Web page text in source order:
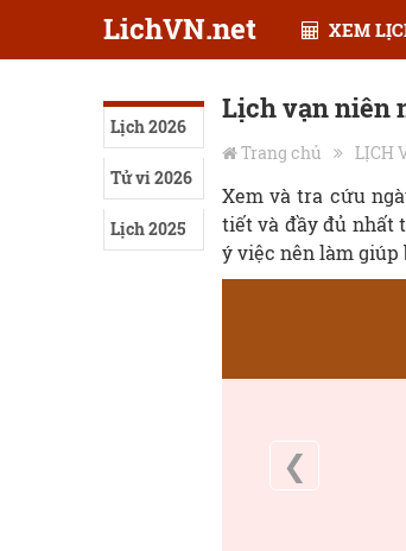
LichVN.net XEM
Lịch 2026
Tử vi 2026
Lịch 2025
Lịch vạn niên
Trang chủ LỊCH
Xem và tra cứu
tiết và đầy đủ nhất
ý việc nên làm giúp
❮